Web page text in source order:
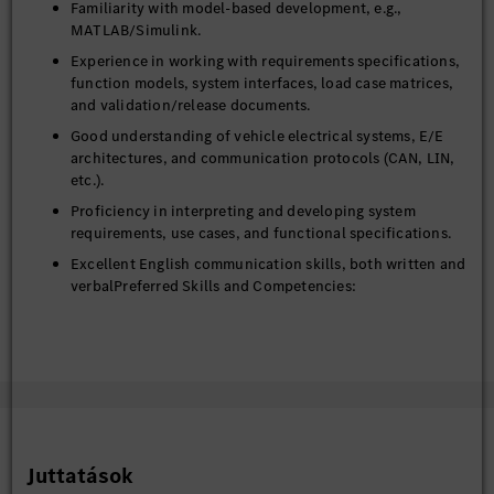
Familiarity with model-based development, e.g.,
MATLAB/Simulink.
Experience in working with requirements specifications,
function models, system interfaces, load case matrices,
and validation/release documents.
Good understanding of vehicle electrical systems, E/E
architectures, and communication protocols (CAN, LIN,
etc.).
Proficiency in interpreting and developing system
requirements, use cases, and functional specifications.
Excellent English communication skills, both written and
verbalPreferred Skills and Competencies:
Well-structured working habits and ability to actively
Juttatások